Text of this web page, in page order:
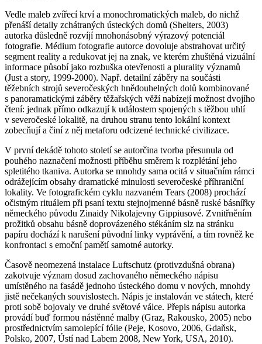
Vedle maleb zvířecí krví a monochromatických maleb, do nichž
přenáší detaily zchátraných ústeckých domů (Shelters, 2003)
autorka důsledně rozvíjí mnohonásobný výrazový potenciál
fotografie. Médium fotografie autorce dovoluje abstrahovat určitý
segment reality a redukovat jej na znak, ve kterém zhuštěná vizuální
informace působí jako rozbuška otevřenosti a plurality významů
(Just a story, 1999-2000). Např. detailní záběry na součásti
těžebních strojů severočeských hnědouhelných dolů kombinované
s panoramatickými záběry těžařských věží nabízejí možnost dvojího
čtení: jednak přímo odkazují k událostem spojených s těžbou uhlí
v severočeské lokalitě, na druhou stranu tento lokální kontext
zobecňují a činí z něj metaforu odcizené technické civilizace.
V první dekádě tohoto století se autorčina tvorba přesunula od
pouhého naznačení možnosti příběhu směrem k rozplétání jeho
spletitého tkaniva. Autorka se mnohdy sama ocitá v situačním rámci
odrážejícím obsahy dramatické minulosti severočeské příhraniční
lokality. Ve fotografickém cyklu nazvaném Tears (2008) prochází
očistným rituálem při psaní textu stejnojmenné básně ruské básnířky
německého původu Zinaidy Nikolajevny Gippiusové. Zvnitřněním
prožitků obsahu básně doprovázeného stékáním slz na stránku
papíru dochází k narušení původní linky vyprávění, a tím rovněž ke
konfrontaci s emoční pamětí samotné autorky.
Časově neomezená instalace Luftschutz (protivzdušná obrana)
zakotvuje význam dosud zachovaného německého nápisu
umístěného na fasádě jednoho ústeckého domu v nových, mnohdy
jistě nečekaných souvislostech. Nápis je instalován ve státech, které
proti sobě bojovaly ve druhé světové válce. Přepis nápisu autorka
provádí buď formou nástěnné malby (Graz, Rakousko, 2005) nebo
prostřednictvím samolepící fólie (Peje, Kosovo, 2006, Gdaňsk,
Polsko, 2007, Ústí nad Labem 2008, New York, USA, 2010).